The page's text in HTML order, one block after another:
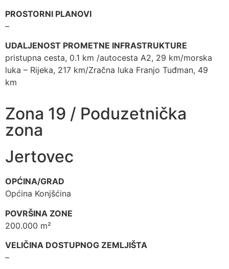
PROSTORNI PLANOVI
–
UDALJENOST PROMETNE INFRASTRUKTURE
pristupna cesta, 0.1 km /autocesta A2, 29 km/morska
luka – Rijeka, 217 km/Zračna luka Franjo Tuđman, 49
km
Zona 19 / Poduzetnička
zona
Jertovec
OPĆINA/GRAD
Općina Konjšćina
POVRŠINA ZONE
200.000 m²
VELIČINA DOSTUPNOG ZEMLJIŠTA
–